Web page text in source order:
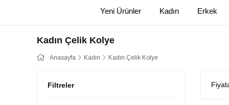
Yeni Ürünler Kadın Erkek
Kadın Çelik Kolye
Anasayfa Kadın Kadın Çelik Kolye
Filtreler